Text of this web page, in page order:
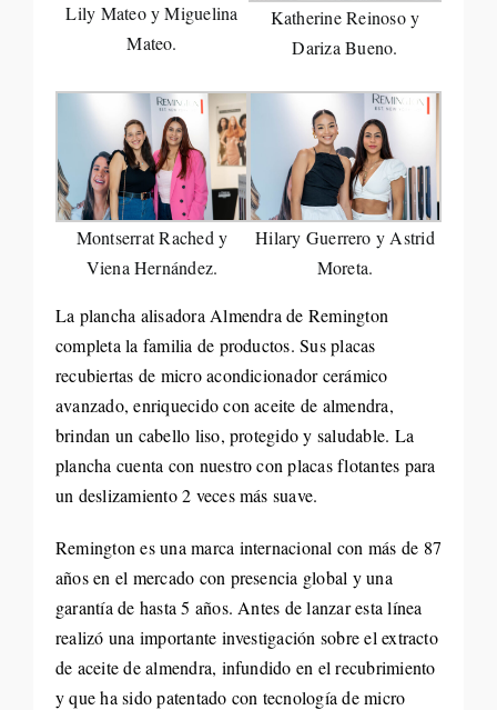
Lily Mateo y Miguelina
Mateo.
Katherine Reinoso y
Dariza Bueno.
Montserrat Rached y
Viena Hernández.
Hilary Guerrero y Astrid
Moreta.
La plancha alisadora Almendra de Remington
completa la familia de productos. Sus placas
recubiertas de micro acondicionador cerámico
avanzado, enriquecido con aceite de almendra,
brindan un cabello liso, protegido y saludable. La
plancha cuenta con nuestro con placas flotantes para
un deslizamiento 2 veces más suave.
Remington es una marca internacional con más de 87
años en el mercado con presencia global y una
garantía de hasta 5 años. Antes de lanzar esta línea
realizó una importante investigación sobre el extracto
de aceite de almendra, infundido en el recubrimiento
y que ha sido patentado con tecnología de micro